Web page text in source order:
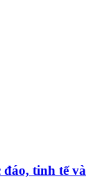
tinh tế và